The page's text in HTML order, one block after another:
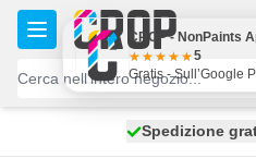
Salta al contenuto
Spedizione
100 giorni
CROP - NonPaints
5
Gratis - Sull’Google